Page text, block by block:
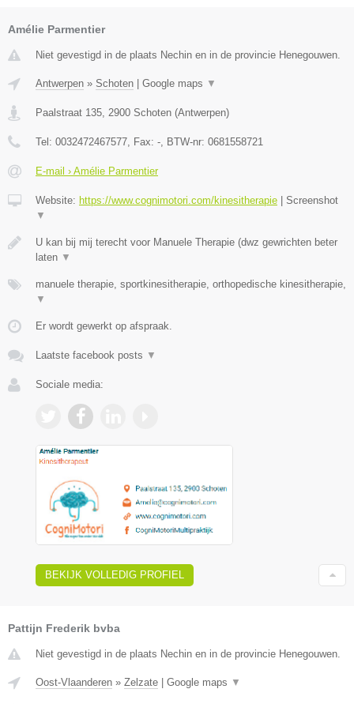
Amélie Parmentier
Niet gevestigd in de plaats Nechin en in de provincie Henegouwen.
Antwerpen » Schoten | Google maps ▼
Paalstraat 135 2900 Schoten (Antwerpen)
Tel: 0032472467577 , Fax: - , BTW-nr: 0681558721
E-mail › Amélie Parmentier
Website: https://www.cognimotori.com/kinesitherapie | Screenshot
▼
U kan bij mij terecht voor Manuele Therapie (dwz gewrichten beter
laten ▼
manuele therapie, sportkinesitherapie, orthopedische kinesitherapie,
▼
Er wordt gewerkt op afspraak.
Laatste facebook posts ▼
Sociale media:
BEKIJK VOLLEDIG PROFIEL
Pattijn Frederik bvba
Niet gevestigd in de plaats Nechin en in de provincie Henegouwen.
Oost-Vlaanderen » Zelzate | Google maps ▼